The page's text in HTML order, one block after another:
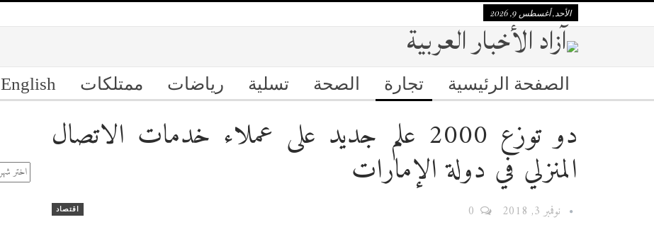
الأحد, أغسطس 9, 2026
الصفحة الرئيسية تجارة الصحة تسلية رياضات ممتلكات English
دو توزع 2000 علم جديد على عملاء خدمات الاتصال
المنزلي في دولة الإمارات
اقتصاد نوفمبر 3, 2018
الأرشيف